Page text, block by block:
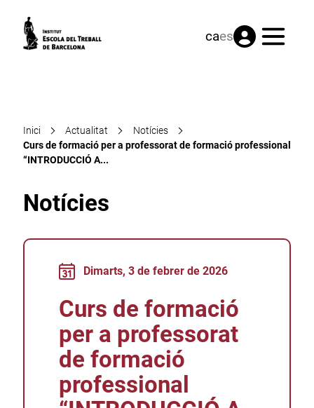
caes Menú
Inici Actualitat
Notícies
Curs de formació per a professorat de formació professional
“INTRODUCCIÓ A...
Notícies
Dimarts, 3 de febrer de 2026
Curs de formació
per a professorat
de formació
professional